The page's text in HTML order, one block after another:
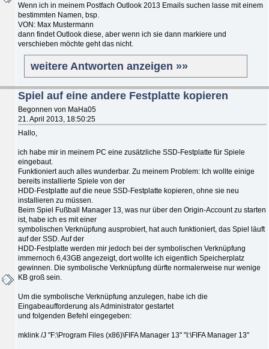
Wenn ich in meinem Postfach Outlook 2013 Emails suchen lasse mit einem
bestimmten Namen, bsp.
VON: Max Mustermann
dann findet Outlook diese, aber wenn ich sie dann markiere und
verschieben möchte geht das nicht.
weitere Antworten anzeigen »»
Spiel auf eine andere Festplatte kopieren
Begonnen von MaHa05
21. April 2013, 18:50:25
Hallo,
ich habe mir in meinem PC eine zusätzliche SSD-Festplatte für Spiele
eingebaut.
Funktioniert auch alles wunderbar. Zu meinem Problem: Ich wollte einige
bereits installierte Spiele von der
HDD-Festplatte auf die neue SSD-Festplatte kopieren, ohne sie neu
installieren zu müssen.
Beim Spiel Fußball Manager 13, was nur über den Origin-Account zu starten
ist, habe ich es mit einer
symbolischen Verknüpfung ausprobiert, hat auch funktioniert, das Spiel läuft
auf der SSD. Auf der
HDD-Festplatte werden mir jedoch bei der symbolischen Verknüpfung
immernoch 6,43GB angezeigt, dort wollte ich eigentlich Speicherplatz
gewinnen. Die symbolische Verknüpfung dürfte normalerweise nur wenige
KB groß sein.
Um die symbolische Verknüpfung anzulegen, habe ich die
Eingabeaufforderung als Administrator gestartet
und folgenden Befehl eingegeben:
mklink /J "F:\Program Files (x86)\FIFA Manager 13" "I:\FIFA Manager 13"